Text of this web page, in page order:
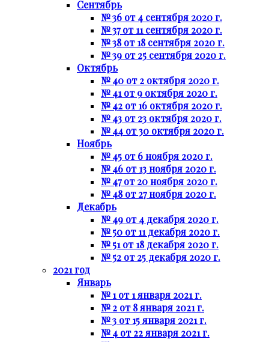
Сентябрь
№ 36 от 4 сентября 2020 г.
№ 37 от 11 сентября 2020 г.
№ 38 от 18 сентября 2020 г.
№ 39 от 25 сентября 2020 г.
Октябрь
№ 40 от 2 октября 2020 г.
№ 41 от 9 октября 2020 г.
№ 42 от 16 октября 2020 г.
№ 43 от 23 октября 2020 г.
№ 44 от 30 октября 2020 г.
Ноябрь
№ 45 от 6 ноября 2020 г.
№ 46 от 13 ноября 2020 г.
№ 47 от 20 ноября 2020 г.
№ 48 от 27 ноября 2020 г.
Декабрь
№ 49 от 4 декабря 2020 г.
№ 50 от 11 декабря 2020 г.
№ 51 от 18 декабря 2020 г.
№ 52 от 25 декабря 2020 г.
2021 год
Январь
№ 1 от 1 января 2021 г.
№ 2 от 8 января 2021 г.
№ 3 от 15 января 2021 г.
№ 4 от 22 января 2021 г.